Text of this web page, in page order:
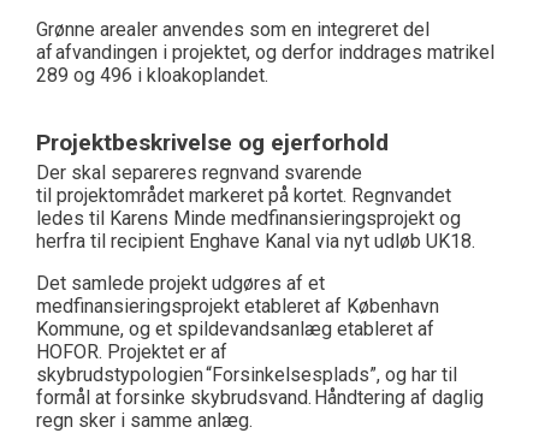
Grønne arealer anvendes som en integreret del
af afvandingen i projektet, og derfor inddrages matrikel
289 og 496 i kloakoplandet.
Projektbeskrivelse og ejerforhold
Der skal separeres regnvand svarende
til projektområdet markeret på kortet. Regnvandet
ledes til Karens Minde medfinansieringsprojekt og
herfra til recipient Enghave Kanal via nyt udløb UK18.
Det samlede projekt udgøres af et
medfinansieringsprojekt etableret af København
Kommune, og et spildevandsanlæg etableret af
HOFOR. Projektet er af
skybrudstypologien“Forsinkelsesplads”, og har til
formål at forsinke skybrudsvand. Håndtering af daglig
regn sker i samme anlæg.